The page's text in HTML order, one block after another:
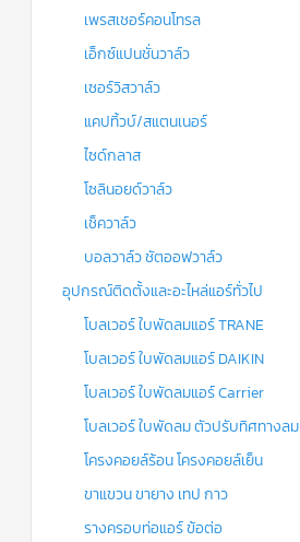
เพรสเชอร์คอนโทรล
เอ็กซ์แปนชั่นวาล์ว
เซอร์วิสวาล์ว
แคปทิ้วบ์/สแตนเนอร์
ไซด์กลาส
โซลินอยด์วาล์ว
เช็ควาล์ว
บอลวาล์ว ชัตออฟวาล์ว
อุปกรณ์ติดตั้งและอะไหล่แอร์ทั่วไป
โบลเวอร์ ใบพัดลมแอร์ TRANE
โบลเวอร์ ใบพัดลมแอร์ DAIKIN
โบลเวอร์ ใบพัดลมแอร์ Carrier
โบลเวอร์ ใบพัดลม ตัวปรับทิศทางลม
โครงคอยล์ร้อน โครงคอยล์เย็น
ขาแขวน ขายาง เทป กาว
รางครอบท่อแอร์ ข้อต่อ